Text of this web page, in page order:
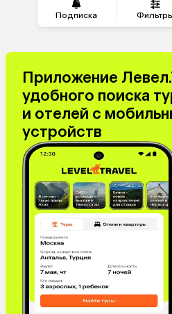
Подписка
Приложение
удобного поиска
и отелей с
устройств